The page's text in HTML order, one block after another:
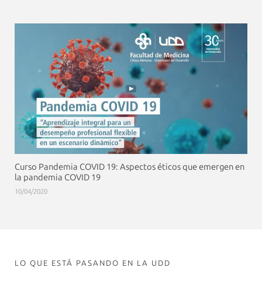
Curso Pandemia COVID 19: Aspectos éticos que emergen en
la pandemia COVID 19
10/04/2020
LO QUE ESTÁ PASANDO EN LA UDD